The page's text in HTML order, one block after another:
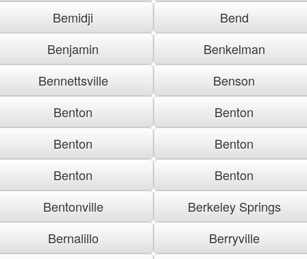
Bemidji
Bend
Benjamin
Benkelman
Bennettsville
Benson
Benton
Benton
Benton
Benton
Benton
Benton
Bentonville
Berkeley Springs
Bernalillo
Berryville